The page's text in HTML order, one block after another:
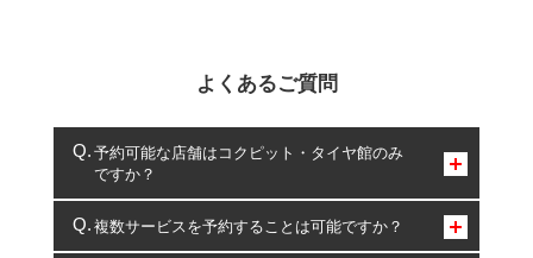
よくあるご質問
予約可能な店舗はコクピット・タイヤ館のみ
ですか？
コクピット・タイヤ館のみとなります。
複数サービスを予約することは可能ですか？